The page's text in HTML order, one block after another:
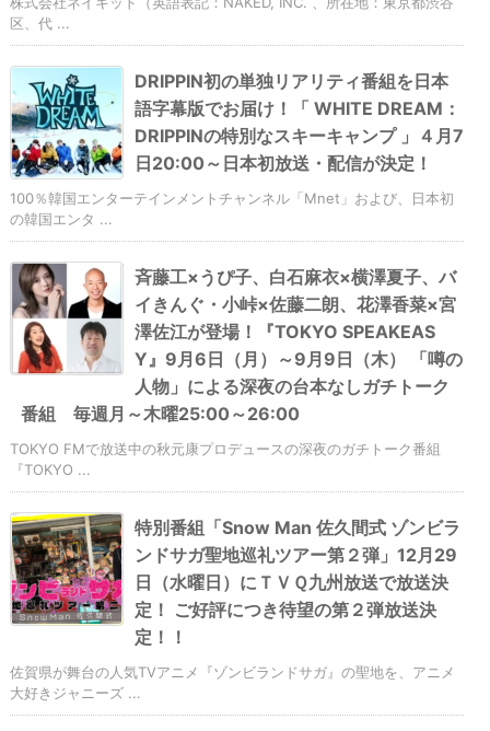
区、代 ...
DRIPPIN初の単独リアリティ番組を日本
語字幕版でお届け！「 WHITE DREAM：
DRIPPINの特別なスキーキャンプ 」４月7
日20:00～日本初放送・配信が決定！
100％韓国エンターテインメントチャンネル「Mnet」および、日本初
の韓国エンタ ...
斉藤工×うぴ子、白石麻衣×横澤夏子、バ
イきんぐ・小峠×佐藤二朗、花澤香菜×宮
澤佐江が登場！『TOKYO SPEAKEAS
Y』9月6日（月）～9月9日（木） 「噂の
人物」による深夜の台本なしガチトーク
番組 毎週月～木曜25:00～26:00
TOKYO FMで放送中の秋元康プロデュースの深夜のガチトーク番組
『TOKYO ...
特別番組「Snow Man 佐久間式 ゾンビラ
ンドサガ聖地巡礼ツアー第２弾」12月29
日（水曜日）にＴＶＱ九州放送で放送決
定！ ご好評につき待望の第２弾放送決
定！！
佐賀県が舞台の人気TVアニメ『ゾンビランドサガ』の聖地を、アニメ
大好きジャニーズ ...